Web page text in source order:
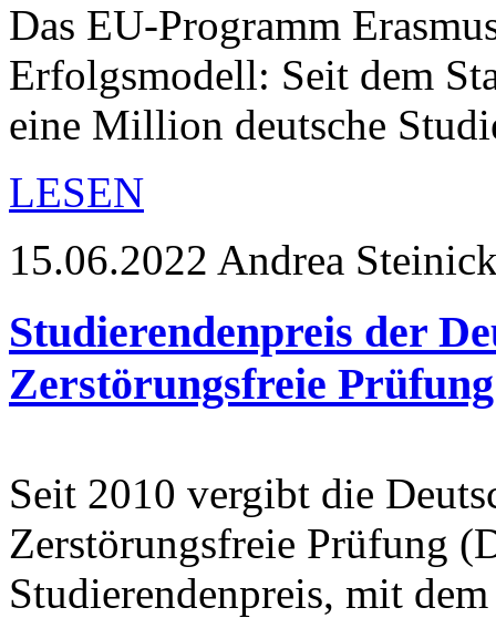
Das EU-Programm
Erfolgsmodell: Seit dem
eine Million deutsche
LESEN
15.06.2022 Andrea
Studierendenpreis der
Zerstörungsfreie Prüfung
Seit 2010 vergibt die
Zerstörungsfreie Prüfung
Studierendenpreis, mit